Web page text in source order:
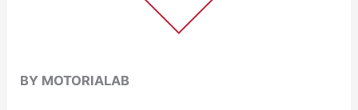
BY MOTORIALAB